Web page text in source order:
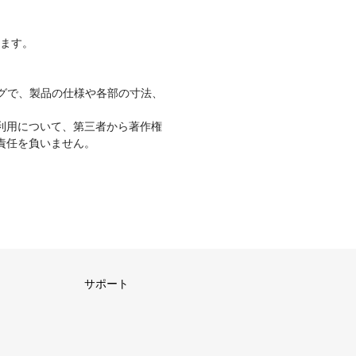
す。
、製品の仕様や各部の寸法、
用について、第三者から著作権
を負いません。
サポート